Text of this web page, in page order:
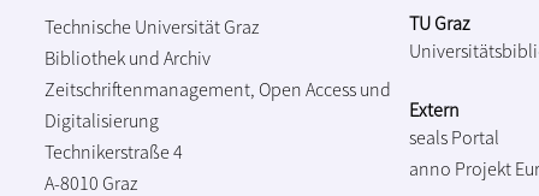
Technische Universität Graz
Bibliothek und Archiv
Zeitschriftenmanagement, Open Access und
Digitalisierung
Technikerstraße 4
A-8010 Graz
TU Graz
Extern
seals Portal
anno Projekt